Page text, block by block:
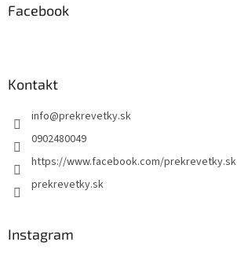
Facebook
Kontakt
info@prekrevetky.sk
0902480049
https://www.facebook.com/prekrevetky.sk
prekrevetky.sk
Instagram